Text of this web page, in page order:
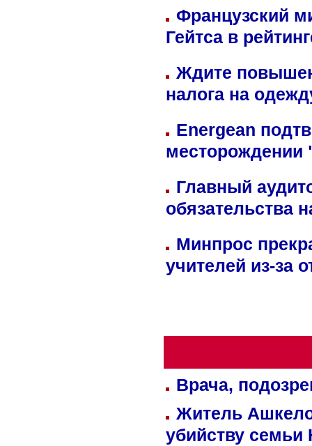
Французский
Гейтса в
Ждите
налога на
Energean
Главный
обязательства
Минпрос
учителей из-за
Врача,
Житель
убийству семьи